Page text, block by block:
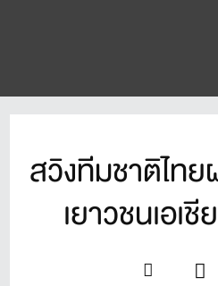
สวิงทีมชาติไท
เยาวชนเอเ